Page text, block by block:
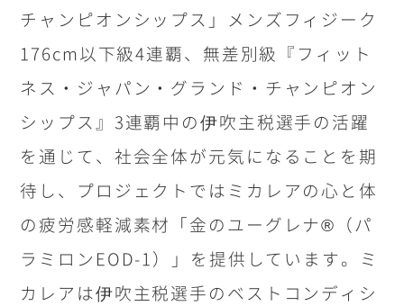
チャンピオンシップス」メンズフィジーク
176cm以下級4連覇、無差別級『フィット
ネス・ジャパン・グランド・チャンピオン
シップス』3連覇中の伊吹主税選手の活躍
を通じて、社会全体が元気になることを期
待し、プロジェクトではミカレアの心と体
の疲労感軽減素材「金のユーグレナ®（パ
ラミロンEOD-1）」を提供しています。ミ
カレアは伊吹主税選手のベストコンディシ